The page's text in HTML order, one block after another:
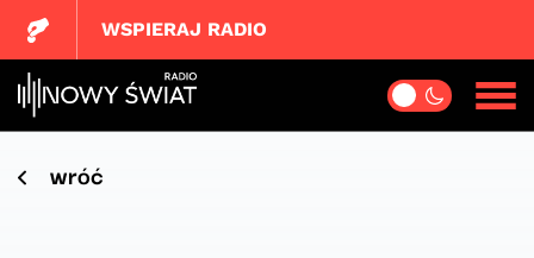
WSPIERAJ RADIO
wróć